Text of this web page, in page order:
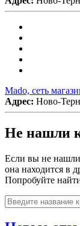
Mado, сеть
Адрес: Ново-
Не нашли
Если вы не
она находится в
Попробуйте